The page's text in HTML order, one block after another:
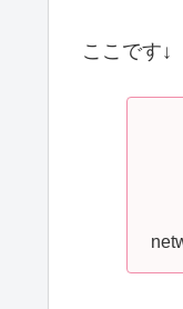
ここです↓